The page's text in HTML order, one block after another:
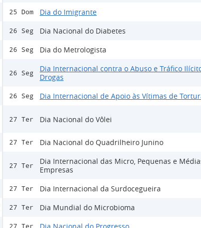
25 Dom Dia do Imigrante
26 Seg Dia Nacional do Diabetes
26 Seg Dia do Metrologista
26 Seg
Dia Internacional contra o Abuso e Tráfico
Drogas
26 Seg Dia Internacional de Apoio às Vítimas de
27 Ter Dia Nacional do Vôlei
27 Ter Dia Nacional do Quadrilheiro Junino
27 Ter
Dia Internacional das Micro, Pequenas e
Empresas
27 Ter Dia Internacional da Surdocegueira
27 Ter Dia Mundial do Microbioma
27 Ter